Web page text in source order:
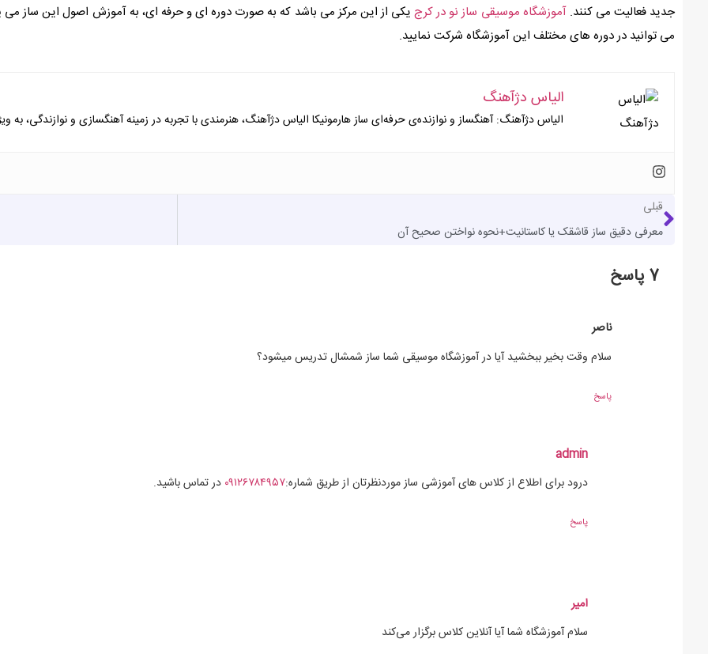
جدید فعالیت می کنند.آموزشگاه موسیقی ساز نو در کرجیکی از این مرکز می باشد که به صورت دوره ای و حرفه ای، به آموزش اصول این ساز می
می توانید در دوره های مختلف این آموزشگاه شرکت نمایید.
الیاس دژآهنگ
الیاس دژآهنگ: آهنگساز و نوازنده‌ی حرفه‌ای ساز هارمونیکا الیاس دژآهنگ، هنرمندی با تجربه در زمینه آهنگسازی و نوازندگی، به
قبلی
معرفی دقیق ساز قاشقک یا کاستانیت+نحوه نواختن صحیح آن
7 پاسخ
ناصر
سلام وقت بخیر ببخشید آیا در آموزشگاه موسیقی شما ساز شمشال تدریس میشود؟
پاسخ
admin
درود برای اطلاع از کلاس های آموزشی ساز موردنظرتان از طریق شماره:۰۹۱۲۶۷۸۴۹۵۷ در تماس باشید.
پاسخ
امیر
سلام آموزشگاه شما آیا آنلاین کلاس برگزار می‌کند